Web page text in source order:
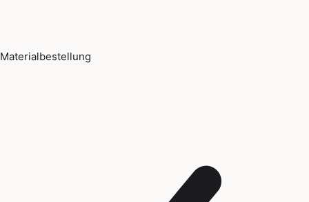
Materialbestellung